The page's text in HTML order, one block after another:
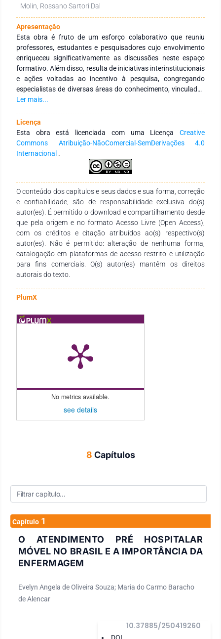
Molin, Rossano Sartori Dal
Apresentação
Esta obra é fruto de um esforço colaborativo que reuniu
professores, estudantes e pesquisadores cujo envolvimento
enriqueceu significativamente as discussões neste espaço
formativo. Além disso, resulta de iniciativas interinstitucionais
e ações voltadas ao incentivo à pesquisa, congregando
especialistas de diversas áreas do conhecimento, vinculados
a Instituições de Educação Superior, públicas e privadas, em
fortalecer a integração entre instituições, tanto no Brasil
quanto no exterior, por meio de redes de pesquisa
comprometidas com a formação continuada de profissionais
da educação. Para isso, busca-se a produção e a ampla
disseminação do conhecimento em distintas áreas do saber.
Expressamos nossa profunda gratidão aos autores pelo
empenho, comprometimento e dedicação na concepção e
finalização desta obra. Esperamos que ela se consolide como
um recurso didático-pedagógico valioso, atendendo às
necessidades de estudantes, docentes de todos os níveis de
ensino e demais interessados na temática.
Ler mais...
Licença
Esta obra está licenciada com uma Licença Creative
Commons Atribuição-NãoComercial-SemDerivações 4.0
Internacional .
O conteúdo dos capítulos e seus dados e sua forma, correção
e confiabilidade, são de responsabilidade exclusiva do(s)
autor(es). É permitido o download e compartilhamento desde
que pela origem e no formato Acesso Livre (Open Access),
com os créditos e citação atribuídos ao(s) respectivo(s)
autor(es). Não é permitido: alteração de nenhuma forma,
catalogação em plataformas de acesso restrito e utilização
para fins comerciais. O(s) autor(es) mantêm os direitos
autorais do texto.
PlumX
No metrics available.
see details
8 Capítulos
Capítulo 1
O ATENDIMENTO PRÉ HOSPITALAR
MÓVEL NO BRASIL E A IMPORTÂNCIA DA
ENFERMAGEM
Evelyn Angela de Oliveira Souza; Maria do Carmo Baracho
de Alencar
10.37885/250419260